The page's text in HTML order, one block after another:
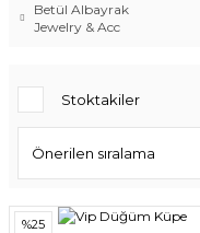
Betül Albayrak
Jewelry & Acc
Stoktakiler
%25